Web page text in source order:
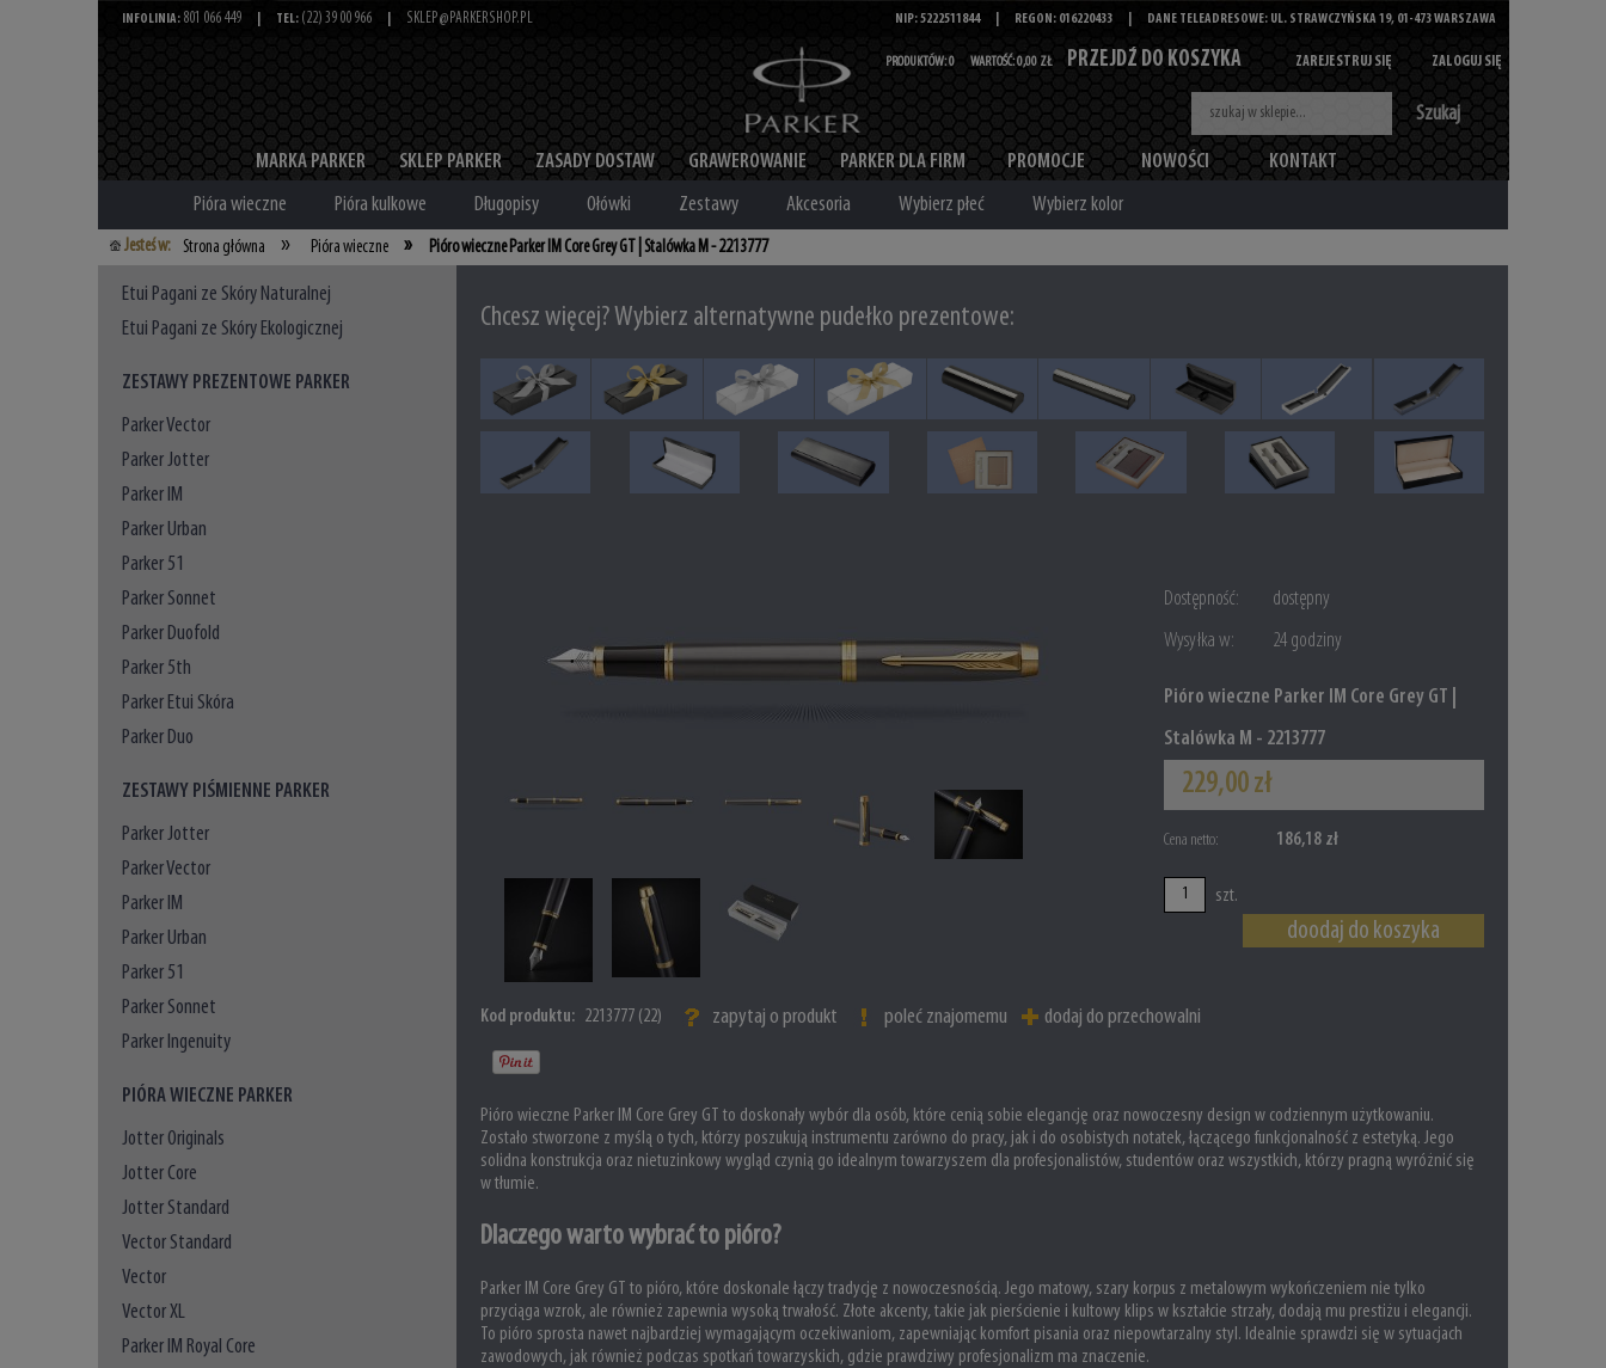
Szukaj
MARKA PARKER SKLEP PARKER ZASADY DOSTAW GRAWEROWANIE PARKER DLA FIRM PROMOCJE NOWOŚCI KONTAKT
ZAREJESTRUJ SIĘ ZALOGUJ SIĘ
PRODUKTÓW:0 WARTOŚĆ:0,00 ZŁ PRZEJDŹ DO KOSZYKA
INFOLINIA: 801 066 449 TEL: (22) 39 00 966 SKLEP@PARKERSHOP.PL NIP: 5222511844 REGON: 016220433 DANE TELEADRESOWE: UL. STRAWCZYŃSKA 19, 01-473 WARSZAWA
Pióra wieczne Pióra kulkowe Długopisy Ołówki Zestawy Akcesoria Wybierz płeć Wybierz kolor
Jesteś w: Strona główna » Pióra wieczne » Pióro wieczne Parker IM Core Grey GT | Stalówka M - 2213777
Etui Pagani ze Skóry Naturalnej
Etui Pagani ze Skóry Ekologicznej
ZESTAWY PREZENTOWE PARKER
Parker Vector
Parker Jotter
Parker IM
Parker Urban
Parker 51
Parker Sonnet
Parker Duofold
Parker 5th
Parker Etui Skóra
Parker Duo
ZESTAWY PIŚMIENNE PARKER
Parker Jotter
Parker Vector
Parker IM
Parker Urban
Parker 51
Parker Sonnet
Parker Ingenuity
PIÓRA WIECZNE PARKER
Jotter Originals
Jotter Core
Jotter Standard
Vector Standard
Vector
Vector XL
Parker IM Royal Core
Chcesz więcej? Wybierz alternatywne pudełko prezentowe:
Dostępność:
dostępny
Wysyłka w:
24 godziny
Pióro wieczne Parker IM Core Grey GT |
Stalówka M - 2213777
229,00 zł
Cena netto: 186,18 zł
szt.
doodaj do koszyka
Kod produktu: 2213777 (22) zapytaj o produkt poleć znajomemu dodaj do przechowalni
Pióro wieczne Parker IM Core Grey GT to doskonały wybór dla osób, które cenią sobie elegancję oraz nowoczesny design w codziennym użytkowaniu.
Zostało stworzone z myślą o tych, którzy poszukują instrumentu zarówno do pracy, jak i do osobistych notatek, łączącego funkcjonalność z estetyką. Jego
solidna konstrukcja oraz nietuzinkowy wygląd czynią go idealnym towarzyszem dla profesjonalistów, studentów oraz wszystkich, którzy pragną wyróżnić się
w tłumie.
Dlaczego warto wybrać to pióro?
Parker IM Core Grey GT to pióro, które doskonale łączy tradycję z nowoczesnością. Jego matowy, szary korpus z metalowym wykończeniem nie tylko
przyciąga wzrok, ale również zapewnia wysoką trwałość. Złote akcenty, takie jak pierścienie i kultowy klips w kształcie strzały, dodają mu prestiżu i elegancji.
To pióro sprosta nawet najbardziej wymagającym oczekiwaniom, zapewniając komfort pisania oraz niepowtarzalny styl. Idealnie sprawdzi się w sytuacjach
zawodowych, jak również podczas spotkań towarzyskich, gdzie prawdziwy profesjonalizm ma znaczenie.